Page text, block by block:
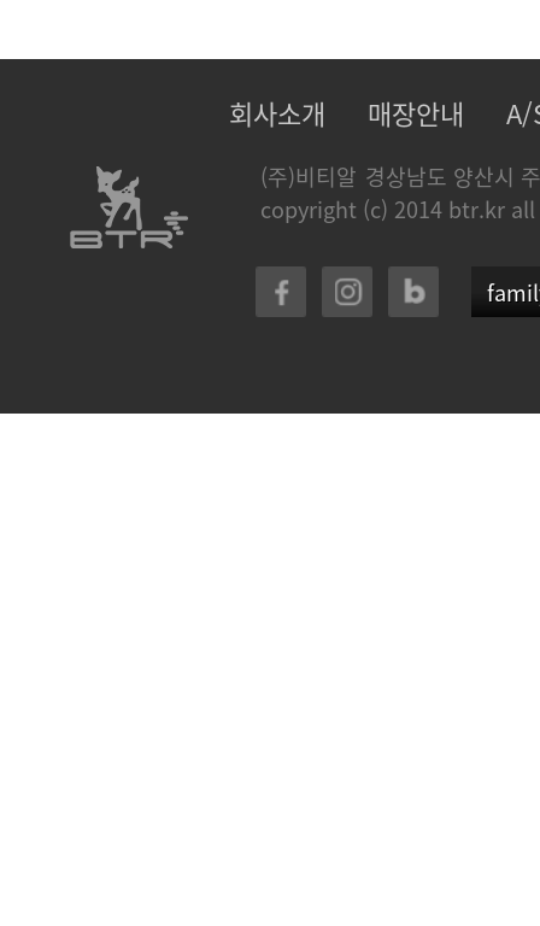
회사소개 매장안내 A/
(주)비티알 경상남도 양산시
copyright (c) 2014 btr.kr